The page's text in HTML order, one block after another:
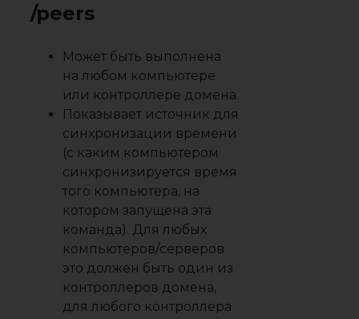
/peers
Может быть выполнена
на любом компьютере
или контроллере домена.
Показывает источник для
синхронизации времени
(с каким компьютером
синхронизируется время
того компьютера, на
котором запущена эта
команда). Для любых
компьютеров/серверов
это должен быть один из
контроллеров домена,
для любого контроллера